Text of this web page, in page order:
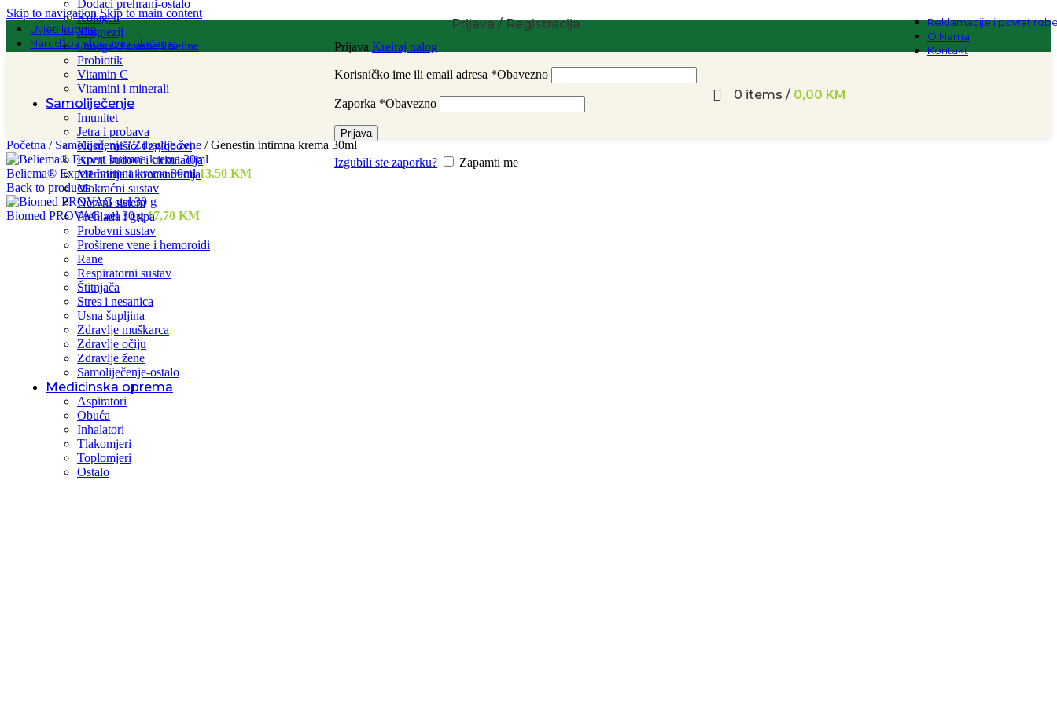
Skip to navigationSkip to main content
Uvjeti kupnje
Narudžba, dostava i plaćanje
Reklamacije i povrat
O Nama
Kontakt
Dodaci prehrani-ostalo
Kolagen
Magnezij
Omega-3 masne kiseline
Probiotik
Vitamin C
Vitamini i minerali
Samoliječenje
Imunitet
Jetra i probava
Kosti, mišići i zglobovi
Krvni sudovi i cirkulacija
Memorija i koncentracija
Mokraćni sustav
Nervni sistem
Prehlada i gripa
Probavni sustav
Proširene vene i hemoroidi
Rane
Respiratorni sustav
Štitnjača
Stres i nesanica
Usna šupljina
Zdravlje muškarca
Zdravlje očiju
Zdravlje žene
Samoliječenje-ostalo
Medicinska oprema
Aspiratori
Obuća
Inhalatori
Tlakomjeri
Toplomjeri
Ostalo
Prijava / Registracija
Prijava Kreiraj nalog
Korisničko ime ili email adresa *Obavezno
Zaporka *Obavezno
Prijava
Izgubili ste zaporku? Zapamti me
0 items / 0,00 KM
Početna / Samoliječenje/ Zdravlje žene / Genestin intimna krema 30ml
Beliema® Expert Intimna krema 30ml13,50 KM
Back to products
Biomed PROVAG gel 30 g17,70 KM